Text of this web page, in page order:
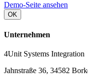
Demo-Seite ansehen
OK
Unternehmen
4Unit Systems Integration
Jahnstraße 36, 34582